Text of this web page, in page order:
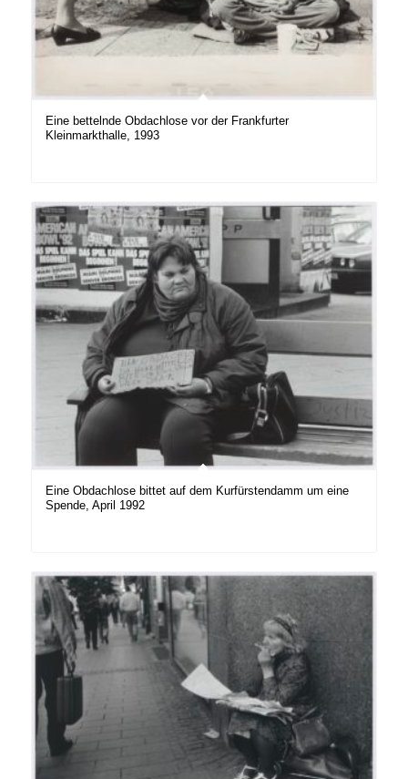
Eine bettelnde Obdachlose vor der Frankfurter
Kleinmarkthalle, 1993
Eine Obdachlose bittet auf dem Kurfürstendamm um eine
Spende, April 1992